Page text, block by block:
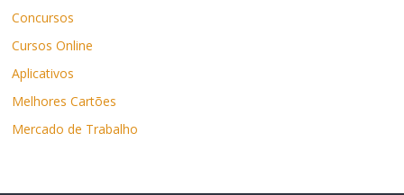
Concursos
Cursos Online
Aplicativos
Melhores Cartões
Mercado de Trabalho